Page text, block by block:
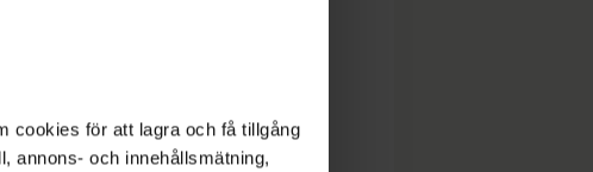
cookies för att lagra och få tillgång
annons- och innehållsmätning,